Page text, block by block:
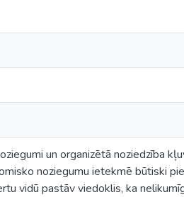
un organizētā noziedzība
noziegumu ietekmē būtiski
vidū pastāv viedoklis, ka